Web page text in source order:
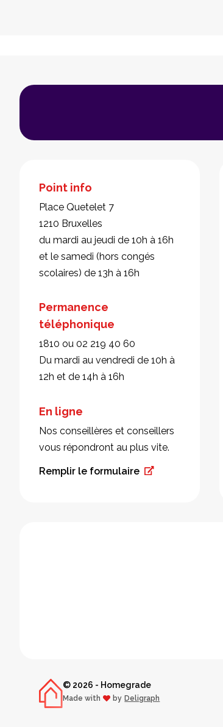
Point info
Place Quetelet 7
1210 Bruxelles
du mardi au jeudi de 10h à 16h
et le samedi (hors congés
scolaires) de 13h à 16h
Permanence
téléphonique
1810 ou 02 219 40 60
Du mardi au vendredi de 10h à
12h et de 14h à 16h
En ligne
Nos conseillères et conseillers
vous répondront au plus vite.
Remplir le formulaire
© 2026 - Homegrade
Made with love
by Deligraph